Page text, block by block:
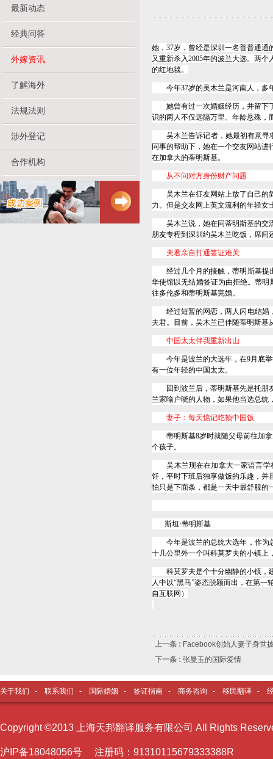
最新动态
经典问答
外嫁资讯
了解海外
法规法则
涉外登记
合作机构
她，37岁，曾经是深圳一名普普通通
又重新杀入2005年的波兰大选。两个
的红地毯。
今年37岁的吴木兰是河南人，多
她曾有过一次婚姻经历，并留下
识的两人不仅远隔万里、年龄悬殊，
吴木兰告诉记者，她最初有意寻
同事的帮助下，她在一个交友网站
在加拿大的蒂明斯基。
从不问对方身份财产问题
吴木兰在征友网站上放了自己的简
力。但是交友网上英文流利的年轻
吴木兰说，她在同蒂明斯基的交
朋友专程到深圳约吴木兰吃饭，席
夫君亲自打通签证难关
经过几个月的接触，蒂明斯基提
华使馆以无结婚签证为由拒绝。蒂
往多伦多和蒂明斯基完婚。
经过短暂的网恋，两人闪电结婚，
夫君。目前，吴木兰已伴随蒂明斯
中国太太伴我重新出山
今年是波兰的大选年，在9月底
有一位年轻的中国太太。
回到波兰后，蒂明斯基先是托朋友
兰家喻户晓的人物，如果他当选总统
妻子：每天惦记吃顿中国饭
蒂明斯基8岁时就随父母前往加
个孩子。
吴木兰现在在加拿大一家语言学
饪，平时下班后独享做饭的乐趣，并
怕只是下面条，都是一天中最舒服的
斯坦·蒂明斯基
今年是波兰的总统大选年，作为
十几公里外一个叫科莫罗夫的小镇上
科莫罗夫是个十分幽静的小镇，
人中以“黑马”姿态脱颖而出，在第一
自互联网）
上一条 : Facebook创始人妻子身世
下一条 : 张曼玉的国际爱情
关于我们 - 联系我们 - 国际婚姻 - 签证指南 - 商务咨询 - 移民翻译 -
Copyright ©2013 上海天邦翻译服务有限公司 All Rights
沪I P备18048056号 注册码：91310115679333388R